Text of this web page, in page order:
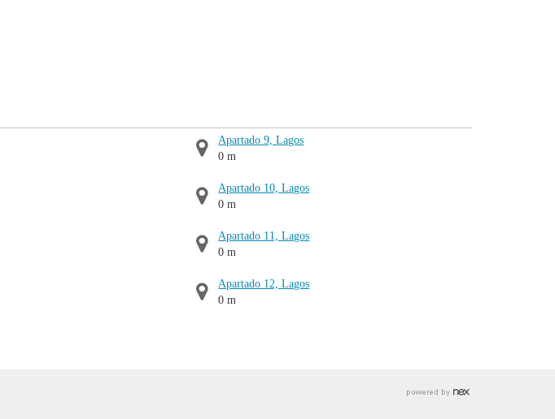
Apartado 9, Lagos
0 m
Apartado 10, Lagos
0 m
Apartado 11, Lagos
0 m
Apartado 12, Lagos
0 m